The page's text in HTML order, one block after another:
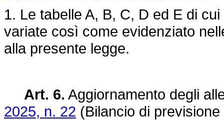
1. Le tabelle A, B, C, D ed E di
variate così come evidenziato
alla presente legge.
Art. 6. Aggiornamento degli
2025, n. 22 (Bilancio di